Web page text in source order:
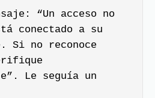
“Un acceso no
conectado a su
Si no reconoce
Le seguía un